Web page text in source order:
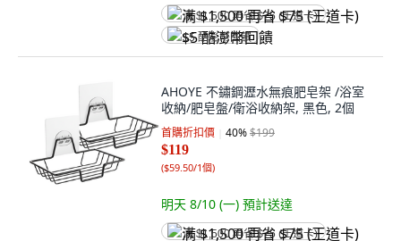
满 $1,500 再省 $75 (王道卡)
$5 酷澎幣回饋
AHOYE 不鏽鋼瀝水無痕肥皂架 /浴室
收納/肥皂盤/衛浴收納架, 黑色, 2個
首購折扣價 40%$199
$119
($59.50/1個)
明天 8/10 (一) 預計送達
满 $1,500 再省 $75 (王道卡)